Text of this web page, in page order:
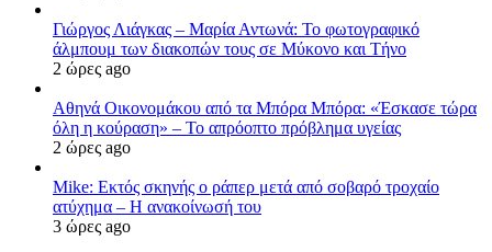
Γιώργος Λιάγκας – Μαρία Αντωνά: Το φωτογραφικό
άλμπουμ των διακοπών τους σε Μύκονο και Τήνο
2 ώρες ago
Αθηνά Οικονομάκου από τα Μπόρα Μπόρα: «Έσκασε τώρα
όλη η κούραση» – Το απρόοπτο πρόβλημα υγείας
2 ώρες ago
Mike: Εκτός σκηνής ο ράπερ μετά από σοβαρό τροχαίο
ατύχημα – Η ανακοίνωσή του
3 ώρες ago